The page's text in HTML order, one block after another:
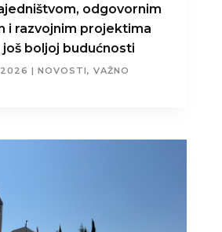
odgovornim
i razvojnim projektima
boljoj budućnosti
|NOVOSTI,VAŽNO